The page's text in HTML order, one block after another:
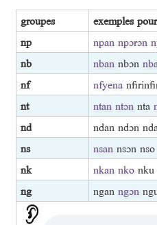
groupes
exemples
np
npan npɔrɔn
nb
nbannbɔn
nf
nfyena
nt
ntan ntɔnnta
nd
ndan ndɔn
ns
nsannsɔn
nk
nkan nkonku
ng
ngan ngɔn